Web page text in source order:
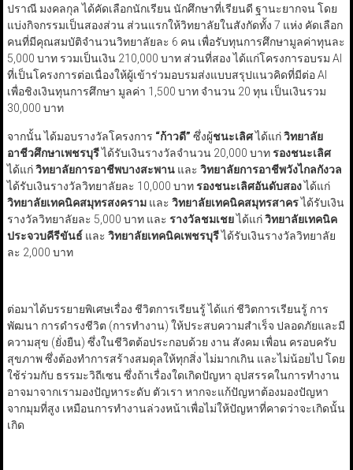
ปราณี มงคลกุล ได้คัดเลือกนักเรียน นักศึกษาที่เรียนดี ฐานะยากจน โดย
แบ่งกิจกรรมเป็นสองส่วน ส่วนแรกให้วิทยาลัยในสังกัดทั้ง 7 แห่ง คัดเลือก
คนที่มีคุณสมบัติจำนวนวิทยาลัยละ 6 คน เพื่อรับทุนการศึกษามูลค่าทุนละ
5,000 บาท รวมเป็นเงิน 210,000 บาท ส่วนที่สอง ได้แก่โครงการอบรม AI
ที่เป็นโครงการต่อเนื่องให้ผู้เข้าร่วมอบรมส่งแบบสรุปแนวคิดที่มีต่อ AI
เพื่อชิงเงินทุนการศึกษา มูลค่า 1,500 บาท จำนวน 20 ทุน เป็นเงินรวม
30,000 บาท
จากนั้น ได้มอบรางวัลโครงการ “ก้าวดี” ซึ่งผู้ชนะเลิศได้แก่วิทยาลัย
อาชีวศึกษาเพชรบุรีได้รับเงินรางวัลจำนวน 20,000 บาทรองชนะเลิศ
ได้แก่วิทยาลัยการอาชีพบางสะพานและ วิทยาลัยการอาชีพวังไกลกังวล
ได้รับเงินรางวัลวิทยาลัยละ 10,000 บาทรองชนะเลิศอันดับสองได้แก่
วิทยาลัยเทคนิคสมุทรสงครามและ วิทยาลัยเทคนิคสมุทรสาครได้รับเงิน
รางวัลวิทยาลัยละ 5,000 บาท และ รางวัลชมเชยได้แก่วิทยาลัยเทคนิค
ประจวบคีรีขันธ์ และ วิทยาลัยเทคนิคเพชรบุรีได้รับเงินรางวัลวิทยาลัย
ละ 2,000 บาท
ต่อมาได้บรรยายพิเศษเรื่อง ชีวิตการเรียนรู้ ได้แก่ ชีวิตการเรียนรู้ การ
พัฒนา การดำรงชีวิต (การทำงาน) ให้ประสบความสำเร็จ ปลอดภัยและมี
ความสุข (ยั่งยืน) ซึ่งในชีวิตต้อประกอบด้วย งาน สังคม เพื่อน ครอบครับ
สุขภาพ ซึ่งต้องทำการสร้างสมดุลให้ทุกสิ่ง ไม่มากเกิน และไม่น้อยไป โดย
ใช้ร่วมกับ ธรรมะวิถีเซน ซึ่งถ้าเรื่องใดเกิดปัญหา อุปสรรคในการทำงาน
อาจมาจากเรามองปัญหาระดับ ตัวเรา หากจะแก้ปัญหาต้องมองปัญหา
จากมุมที่สูง เหมือนการทำงานล่วงหน้าเพื่อไม่ให้ปัญหาที่คาดว่าจะเกิดนั้น
เกิด